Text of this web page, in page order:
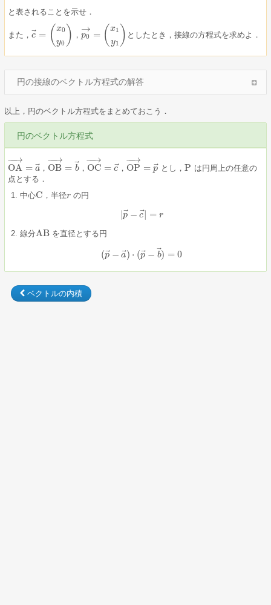
と表されることを示せ．
また， c = ( x0
y0 ) ， p0
→
= (x1
y1 )
c →= x )， p0→=( x としたとき，接線の方程式を求めよ．
円の接線のベクトル方程式の解答
以上，円のベクトル方程式をまとめておこう．
円のベクトル方程式
OA
−→
−
= a ， OB
−→
−
= b， OC
−→
−
= c⃗ ， OP
−→
−
= p
OA→=a→，OB →=b →，OC→= c →， OP → =p →
とし， P
P は円周上の任意の
点とする．
中心C
C ，半径r
r の円
p⃗ − c⃗
| = r
|p →−c →|= r
線分 AB
AB を直径とする円
(p⃗ − a⃗) ⋅ (p ⃗− b⃗
) = 0
(p→−a→) ⋅(p→−b→)= 0
ベクトルの内積